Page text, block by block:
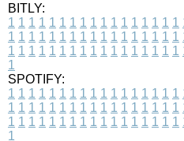
BITLY:
1 1 1 1 1 1 1 1 1 1 1 1 1 1 1 1 1
1 1 1 1 1 1 1 1 1 1 1 1 1 1 1 1 1
1 1 1 1 1 1 1 1 1 1 1 1 1 1 1 1 1
1
SPOTIFY:
1 1 1 1 1 1 1 1 1 1 1 1 1 1 1 1 1
1 1 1 1 1 1 1 1 1 1 1 1 1 1 1 1 1
1 1 1 1 1 1 1 1 1 1 1 1 1 1 1 1 1
1